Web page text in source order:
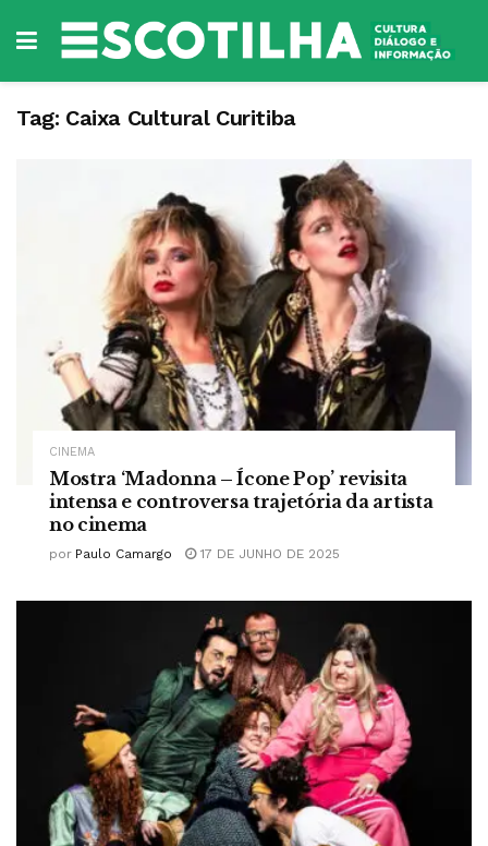
Tag: Caixa Cultural Curitiba
CINEMA
Mostra ‘Madonna – Ícone Pop’ revisita
intensa e controversa trajetória da artista
no cinema
por Paulo Camargo 17 DE JUNHO DE 2025